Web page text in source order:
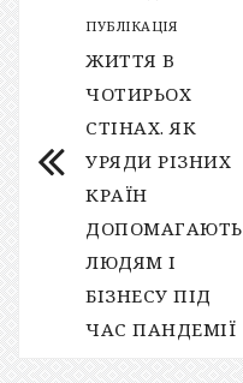
ПУБЛІКАЦІЯ
ЖИТТЯ В
ЧОТИРЬОХ
СТІНАХ. ЯК
УРЯДИ РІЗНИХ
КРАЇН
ДОПОМАГАЮТЬ
ЛЮДЯМ І
БІЗНЕСУ ПІД
ЧАС ПАНДЕМІЇ